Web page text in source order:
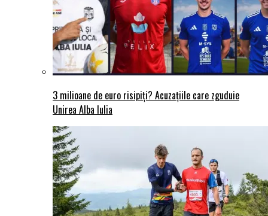
3 milioane de euro risipiți? Acuzațiile care zguduie
Unirea Alba Iulia